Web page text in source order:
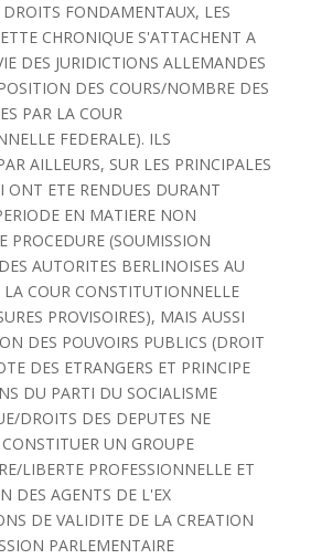
FONDAMENTAUX, LES
CHRONIQUE S'ATTACHENT A
DES JURIDICTIONS ALLEMANDES
DES COURS/NOMBRE DES
PAR LA COUR
FEDERALE). ILS
AILLEURS, SUR LES PRINCIPALES
ONT ETE RENDUES DURANT
EN MATIERE NON
PROCEDURE (SOUMISSION
AUTORITES BERLINOISES AU
COUR CONSTITUTIONNELLE
PROVISOIRES), MAIS AUSSI
DES POUVOIRS PUBLICS (DROIT
DES ETRANGERS ET PRINCIPE
DU PARTI DU SOCIALISME
DROITS DES DEPUTES NE
UN GROUPE
LIBERTE PROFESSIONNELLE ET
DES AGENTS DE L'EX
DE VALIDITE DE LA CREATION
PARLEMENTAIRE